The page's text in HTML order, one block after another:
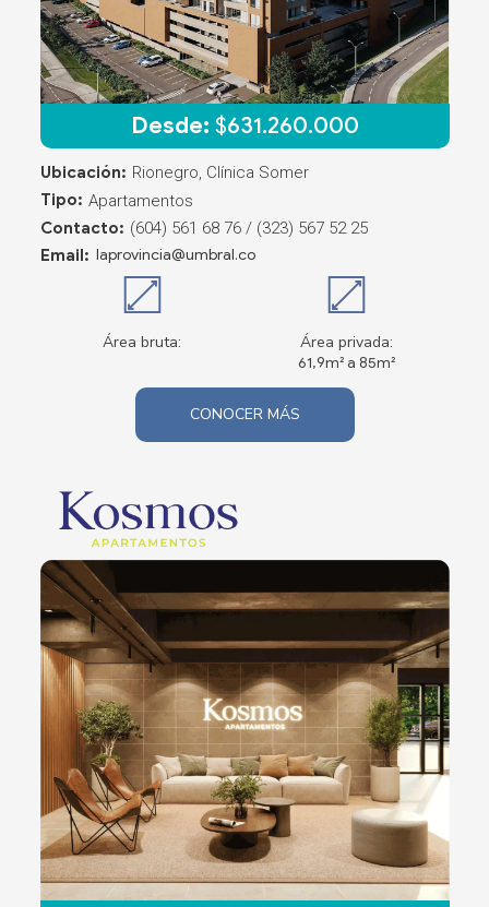
Desde: $631.260.000
Ubicación: Rionegro, Clínica Somer
Tipo: Apartamentos
Contacto: (604) 561 68 76 / (323) 567 52 25
Email: laprovincia@umbral.co
Área bruta: Área privada:
61,9m² a 85m²
CONOCER MÁS